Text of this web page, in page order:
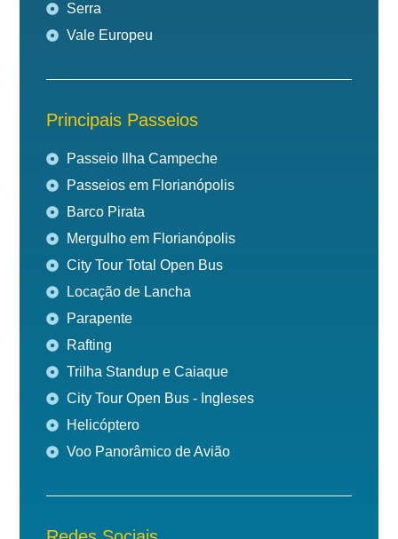
Serra
Vale Europeu
Principais Passeios
Passeio Ilha Campeche
Passeios em Florianópolis
Barco Pirata
Mergulho em Florianópolis
City Tour Total Open Bus
Locação de Lancha
Parapente
Rafting
Trilha Standup e Caiaque
City Tour Open Bus - Ingleses
Helicóptero
Voo Panorâmico de Avião